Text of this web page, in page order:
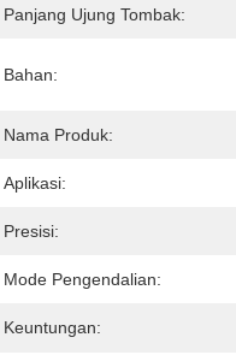
Panjang Ujung Tombak:
Bahan:
Nama Produk:
Aplikasi:
Presisi:
Mode Pengendalian:
Keuntungan: